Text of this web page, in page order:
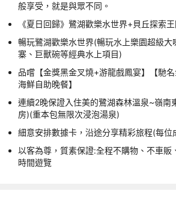
般享受，就是與眾不同。
《夏日回歸》鷺湖歡樂水世界+貝丘探索
暢玩鷺湖歡樂水世界(暢玩水上樂園超級大
寨、巨獸碗等經典水上項目)
品嚐【金獎黑金叉燒+游龍戲鳳宴】【馳
海鮮自助晚餐】
連續2晚保證入住美的鷺湖森林溫泉~嶺南
房)(重本包無限次浸泡湯泉)
細意安排數據卡，沿途分享精彩旅程(每位
以客為尊，質素保證:全程不購物、不車販
時間遊覽